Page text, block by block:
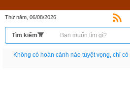
Thứ năm, 06/08/2026
Nếu như không chịu học tập thì cho dù đi